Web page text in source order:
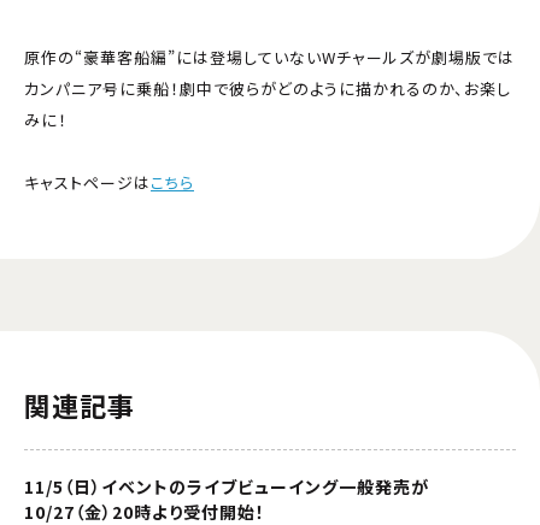
原作の“豪華客船編”には登場していないWチャールズが劇場版では
カンパニア号に乗船！劇中で彼らがどのように描かれるのか、お楽し
みに！
キャストページはこちら
関連記事
11/5（日）イベントのライブビューイング一般発売が
10/27（金）20時より受付開始！